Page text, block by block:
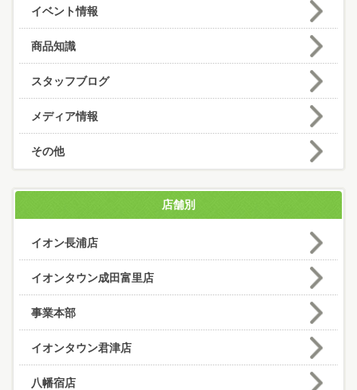
イベント情報
商品知識
スタッフブログ
メディア情報
その他
店舗別
イオン長浦店
イオンタウン成田富里店
事業本部
イオンタウン君津店
八幡宿店